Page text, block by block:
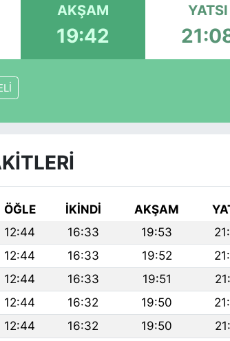
AKŞAM
19:42
YATSI
ÖĞLE İKINDI AKŞAM
12:44 16:33 19:53
12:44 16:33 19:52
12:44 16:33 19:51
12:44 16:32 19:50
12:44 16:32 19:50